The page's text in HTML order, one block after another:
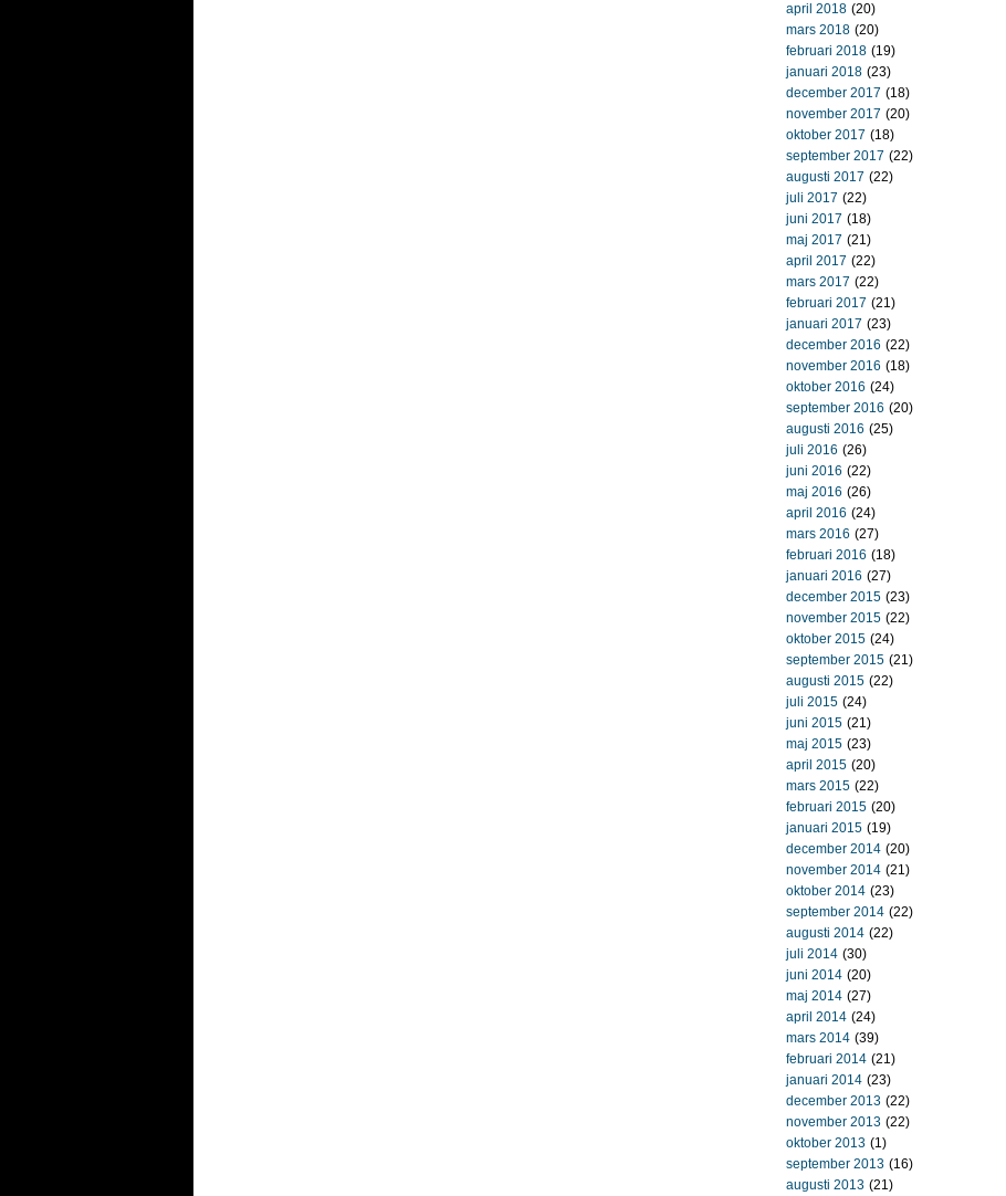
april 2018 (20)
mars 2018 (20)
februari 2018 (19)
januari 2018 (23)
december 2017 (18)
november 2017 (20)
oktober 2017 (18)
september 2017 (22)
augusti 2017 (22)
juli 2017 (22)
juni 2017 (18)
maj 2017 (21)
april 2017 (22)
mars 2017 (22)
februari 2017 (21)
januari 2017 (23)
december 2016 (22)
november 2016 (18)
oktober 2016 (24)
september 2016 (20)
augusti 2016 (25)
juli 2016 (26)
juni 2016 (22)
maj 2016 (26)
april 2016 (24)
mars 2016 (27)
februari 2016 (18)
januari 2016 (27)
december 2015 (23)
november 2015 (22)
oktober 2015 (24)
september 2015 (21)
augusti 2015 (22)
juli 2015 (24)
juni 2015 (21)
maj 2015 (23)
april 2015 (20)
mars 2015 (22)
februari 2015 (20)
januari 2015 (19)
december 2014 (20)
november 2014 (21)
oktober 2014 (23)
september 2014 (22)
augusti 2014 (22)
juli 2014 (30)
juni 2014 (20)
maj 2014 (27)
april 2014 (24)
mars 2014 (39)
februari 2014 (21)
januari 2014 (23)
december 2013 (22)
november 2013 (22)
oktober 2013 (1)
september 2013 (16)
augusti 2013 (21)